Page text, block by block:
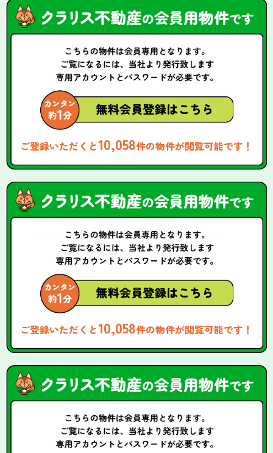
ご登録いただくと10,058件の物件が閲覧可能です！
ご登録いただくと10,058件の物件が閲覧可能です！